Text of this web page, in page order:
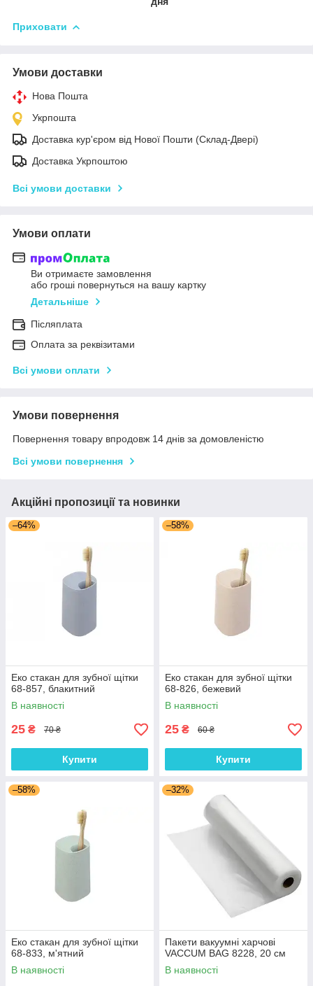
Приховати
Умови доставки
Нова Пошта
Укрпошта
Доставка кур'єром від Нової Пошти (Склад-Двері)
Доставка Укрпоштою
Всі умови доставки
Умови оплати
Ви отримаєте замовлення
або гроші повернуться на вашу картку
Детальніше
Післяплата
Оплата за реквізитами
Всі умови оплати
Умови повернення
Повернення товару впродовж 14 днів за домовленістю
Всі умови повернення
Акційні пропозиції та новинки
–64%
Еко стакан для зубної щітки
68-857, блакитний
В наявності
25 ₴ 70 ₴
Купити
–58%
Еко стакан для зубної щітки
68-826, бежевий
В наявності
25 ₴ 60 ₴
Купити
–58%
Еко стакан для зубної щітки
68-833, м'ятний
В наявності
–32%
Пакети вакуумні харчові
VACCUM BAG 8228, 20 см
В наявності